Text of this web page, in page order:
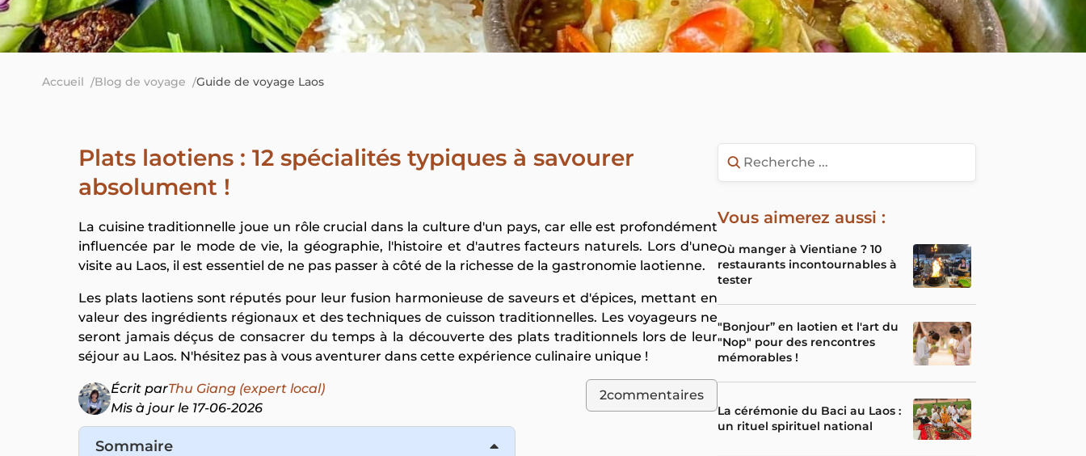
Accueil Blog de voyage Guide de voyage Laos
Plats laotiens : 12 spécialités typiques à savourer
absolument !
La cuisine traditionnelle joue un rôle crucial dans la culture d'un pays, car elle est profondément
influencée par le mode de vie, la géographie, l'histoire et d'autres facteurs naturels. Lors d'une
visite au Laos, il est essentiel de ne pas passer à côté de la richesse de la gastronomie laotienne.
Les plats laotiens sont réputés pour leur fusion harmonieuse de saveurs et d'épices, mettant en
valeur des ingrédients régionaux et des techniques de cuisson traditionnelles. Les voyageurs ne
seront jamais déçus de consacrer du temps à la découverte des plats traditionnels lors de leur
séjour au Laos. N'hésitez pas à vous aventurer dans cette expérience culinaire unique !
Écrit parThu Giang (expert local)
Mis à jour le 17-06-2026
2commentaires
Sommaire
Vous aimerez aussi :
Où manger à Vientiane ? 10
restaurants incontournables à
tester
"Bonjour” en laotien et l'art du
"Nop" pour des rencontres
mémorables !
La cérémonie du Baci au Laos :
un rituel spirituel national